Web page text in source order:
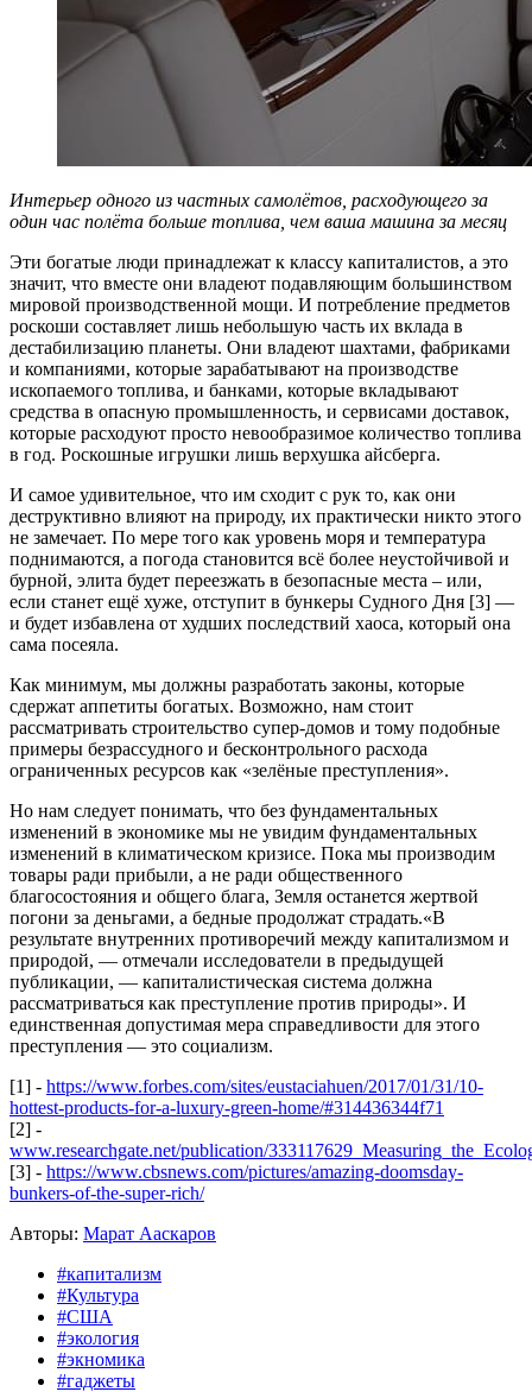
Интерьер одного из частных самолётов, расходующего за
один час полёта больше топлива, чем ваша машина за месяц
Эти богатые люди принадлежат к классу капиталистов, а это
значит, что вместе они владеют подавляющим большинством
мировой производственной мощи. И потребление предметов
роскоши составляет лишь небольшую часть их вклада в
дестабилизацию планеты. Они владеют шахтами, фабриками
и компаниями, которые зарабатывают на производстве
ископаемого топлива, и банками, которые вкладывают
средства в опасную промышленность, и сервисами доставок,
которые расходуют просто невообразимое количество топлива
в год. Роскошные игрушки лишь верхушка айсберга.
И самое удивительное, что им сходит с рук то, как они
деструктивно влияют на природу, их практически никто этого
не замечает. По мере того как уровень моря и температура
поднимаются, а погода становится всё более неустойчивой и
бурной, элита будет переезжать в безопасные места – или,
если станет ещё хуже, отступит в бункеры Судного Дня [3] —
и будет избавлена от худших последствий хаоса, который она
сама посеяла.
Как минимум, мы должны разработать законы, которые
сдержат аппетиты богатых. Возможно, нам стоит
рассматривать строительство супер-домов и тому подобные
примеры безрассудного и бесконтрольного расхода
ограниченных ресурсов как «зелёные преступления».
Но нам следует понимать, что без фундаментальных
изменений в экономике мы не увидим фундаментальных
изменений в климатическом кризисе. Пока мы производим
товары ради прибыли, а не ради общественного
благосостояния и общего блага, Земля останется жертвой
погони за деньгами, а бедные продолжат страдать.«В
результате внутренних противоречий между капитализмом и
природой, — отмечали исследователи в предыдущей
публикации, — капиталистическая система должна
рассматриваться как преступление против природы». И
единственная допустимая мера справедливости для этого
преступления — это социализм.
[1] - https://www.forbes.com/sites/eustaciahuen/2017/01/31/10-
hottest-products-for-a-luxury-green-home/#314436344f71
[2] -
www.researchgate.net/publication/
[3] - https://www.cbsnews.com/pictures/amazing-doomsday-
bunkers-of-the-super-rich/
Авторы: Марат Ааскаров
#капитализм
#Культура
#США
#экология
#экномика
#гаджеты